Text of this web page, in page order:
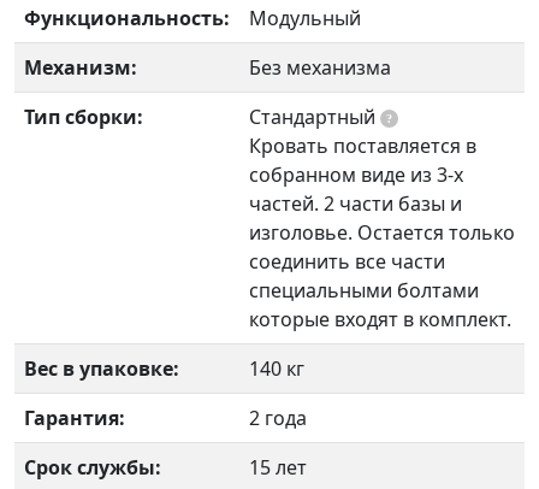
Функциональность:
Модульный
Механизм:
Без механизма
Тип сборки:
Стандартный ?
Кровать поставляется в
собранном виде из 3-х
частей. 2 части базы и
изголовье. Остается только
соединить все части
специальными болтами
которые входят в комплект.
Вес в упаковке:
140 кг
Гарантия:
2 года
Срок службы:
15 лет